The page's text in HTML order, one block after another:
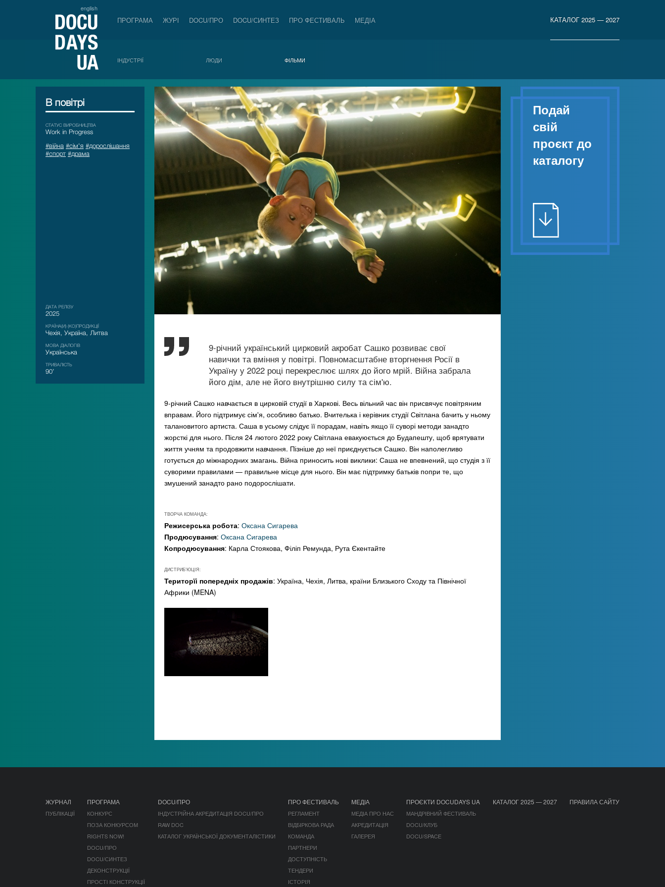
english
ПРОГРАМА ЖУРІ DOCU/ПРО DOCU/СИНТЕЗ ПРО ФЕСТИВАЛЬ МЕДІА КАТАЛОГ 2025 — 2027
ІНДУСТРІЇ ЛЮДИ ФІЛЬМИ
В повітрі
СТАТУС ВИРОБНИЦТВА
Work in Progress
#війна #сім'я #дорослішання
#спорт #драма
ДАТА РЕЛІЗУ
2025
КРАЇНА(И) (КО)ПРОДУКЦІЇ
Чехія, Україна, Литва
МОВА ДІАЛОГІВ
Українська
ТРИВАЛІСТЬ
90’
9-річний український цирковий акробат Сашко розвиває свої
навички та вміння у повітрі. Повномасштабне вторгнення Росії в
Україну у 2022 році перекреслює шлях до його мрій. Війна забрала
його дім, але не його внутрішню силу та сім'ю.
9-річний Сашко навчається в цирковій студії в Харкові. Весь вільний час він присвячує повітряним
вправам. Його підтримує сім'я, особливо батько. Вчителька і керівник студії Світлана бачить у ньому
талановитого артиста. Саша в усьому слідує її порадам, навіть якщо її суворі методи занадто
жорсткі для нього. Після 24 лютого 2022 року Світлана евакуюється до Будапешту, щоб врятувати
життя учням та продовжити навчання. Пізніше до неї приєднується Сашко. Він наполегливо
готується до міжнародних змагань. Війна приносить нові виклики: Саша не впевнений, що студія з її
суворими правилами — правильне місце для нього. Він має підтримку батьків попри те, що
змушений занадто рано подорослішати.
ТВОРЧА КОМАНДА:
Режисерська робота: Оксана Сигарева
Продюсування: Оксана Сигарева
Копродюсування: Карла Стоякова, Філіп Ремунда, Рута Єкентайте
ДИСТРИБ'ЮЦІЯ:
Територїі попередніх продажів: Україна, Чехія, Литва, країни Близького Сходу та Північної
Африки (MENA)
Подай
свій
проєкт до
каталогу
ЖУРНАЛ
ПУБЛІКАЦІЇ
ПРОГРАМА
КОНКУРС
ПОЗА КОНКУРСОМ
RIGHTS NOW!
DOCU/ПРО
DOCU/СИНТЕЗ
ДЕКОНСТРУКЦІЇ
ПРОСТІ КОНСТРУКЦІЇ
DOCU/ПРО
ІНДУСТРІЙНА АКРЕДИТАЦІЯ DOCU/ПРО
RAW DOC
КАТАЛОГ УКРАЇНСЬКОЇ ДОКУМЕНТАЛІСТИКИ
ПРО ФЕСТИВАЛЬ
РЕГЛАМЕНТ
ВІДБІРКОВА РАДА
КОМАНДА
ПАРТНЕРИ
ДОСТУПНІСТЬ
ТЕНДЕРИ
ІСТОРІЯ
МЕДІА
МЕДІА ПРО НАС
АКРЕДИТАЦІЯ
ГАЛЕРЕЯ
ПРОЄКТИ DOCUDAYS UA
МАНДРІВНИЙ ФЕСТИВАЛЬ
DOCU/КЛУБ
DOCU/SPACE
КАТАЛОГ 2025 — 2027 ПРАВИЛА САЙТУ